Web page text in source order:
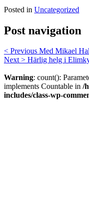
Posted in Uncategorized
Post navigation
< Previous Med Mikael
Next > Härlig helg i
Warning: count():
implements Countable in /
includes/class-wp-